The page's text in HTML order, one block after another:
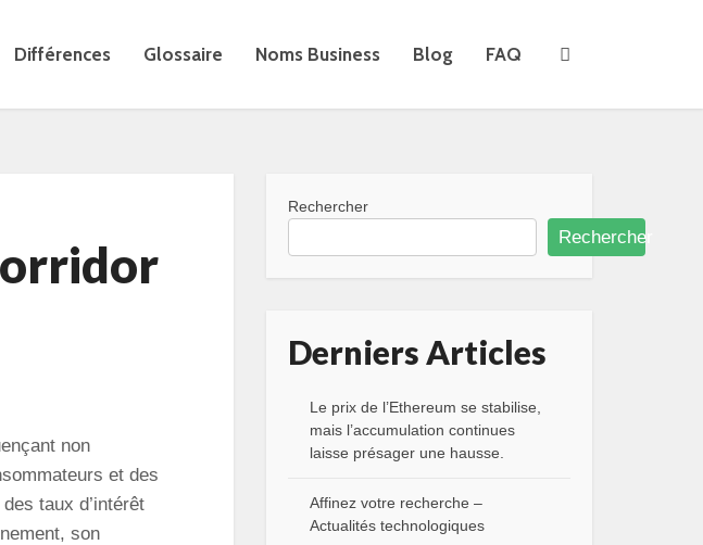
Différences Glossaire Noms Business Blog FAQ
non
et des
taux d’intérêt
son
Rechercher
Rechercher
Derniers Articles
Le prix de l’Ethereum se stabilise,
mais l’accumulation continues
laisse présager une hausse.
Affinez votre recherche –
Actualités technologiques